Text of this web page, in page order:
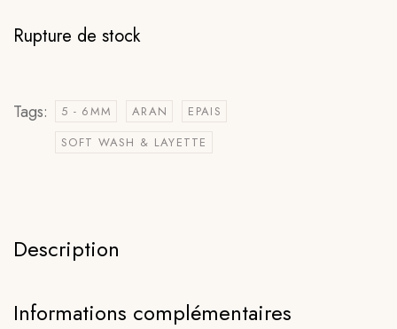
Rupture de stock
Tags: 5 - 6MM ARAN
EPAIS
SOFT WASH & LAYETTE
Description
Informations complémentaires